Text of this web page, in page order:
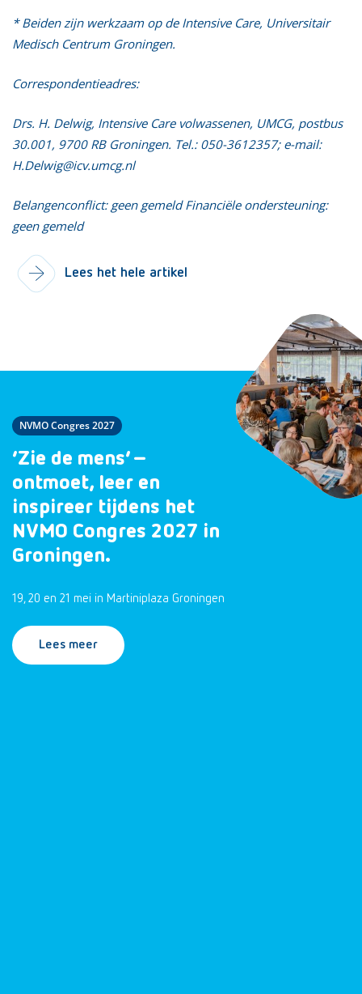
* Beiden zijn werkzaam op de Intensive Care, Universitair
Medisch Centrum Groningen.
Correspondentieadres:
Drs. H. Delwig, Intensive Care volwassenen, UMCG, postbus
30.001, 9700 RB Groningen. Tel.: 050-3612357; e-mail:
H.Delwig@icv.umcg.nl
Belangenconflict: geen gemeld Financiële ondersteuning:
geen gemeld
Lees het hele artikel
NVMO Congres 2027
‘Zie de mens’ –
ontmoet, leer en
inspireer tijdens het
NVMO Congres 2027 in
Groningen.
19, 20 en 21 mei in Martiniplaza Groningen
Lees meer